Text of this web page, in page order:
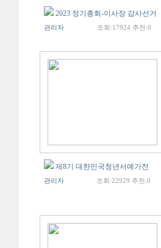
2023 정기총회-이사장 감사선거
관리자 조회:17924 추천:0
제8기 대한민국청년서예가전
관리자 조회:22929 추천:0